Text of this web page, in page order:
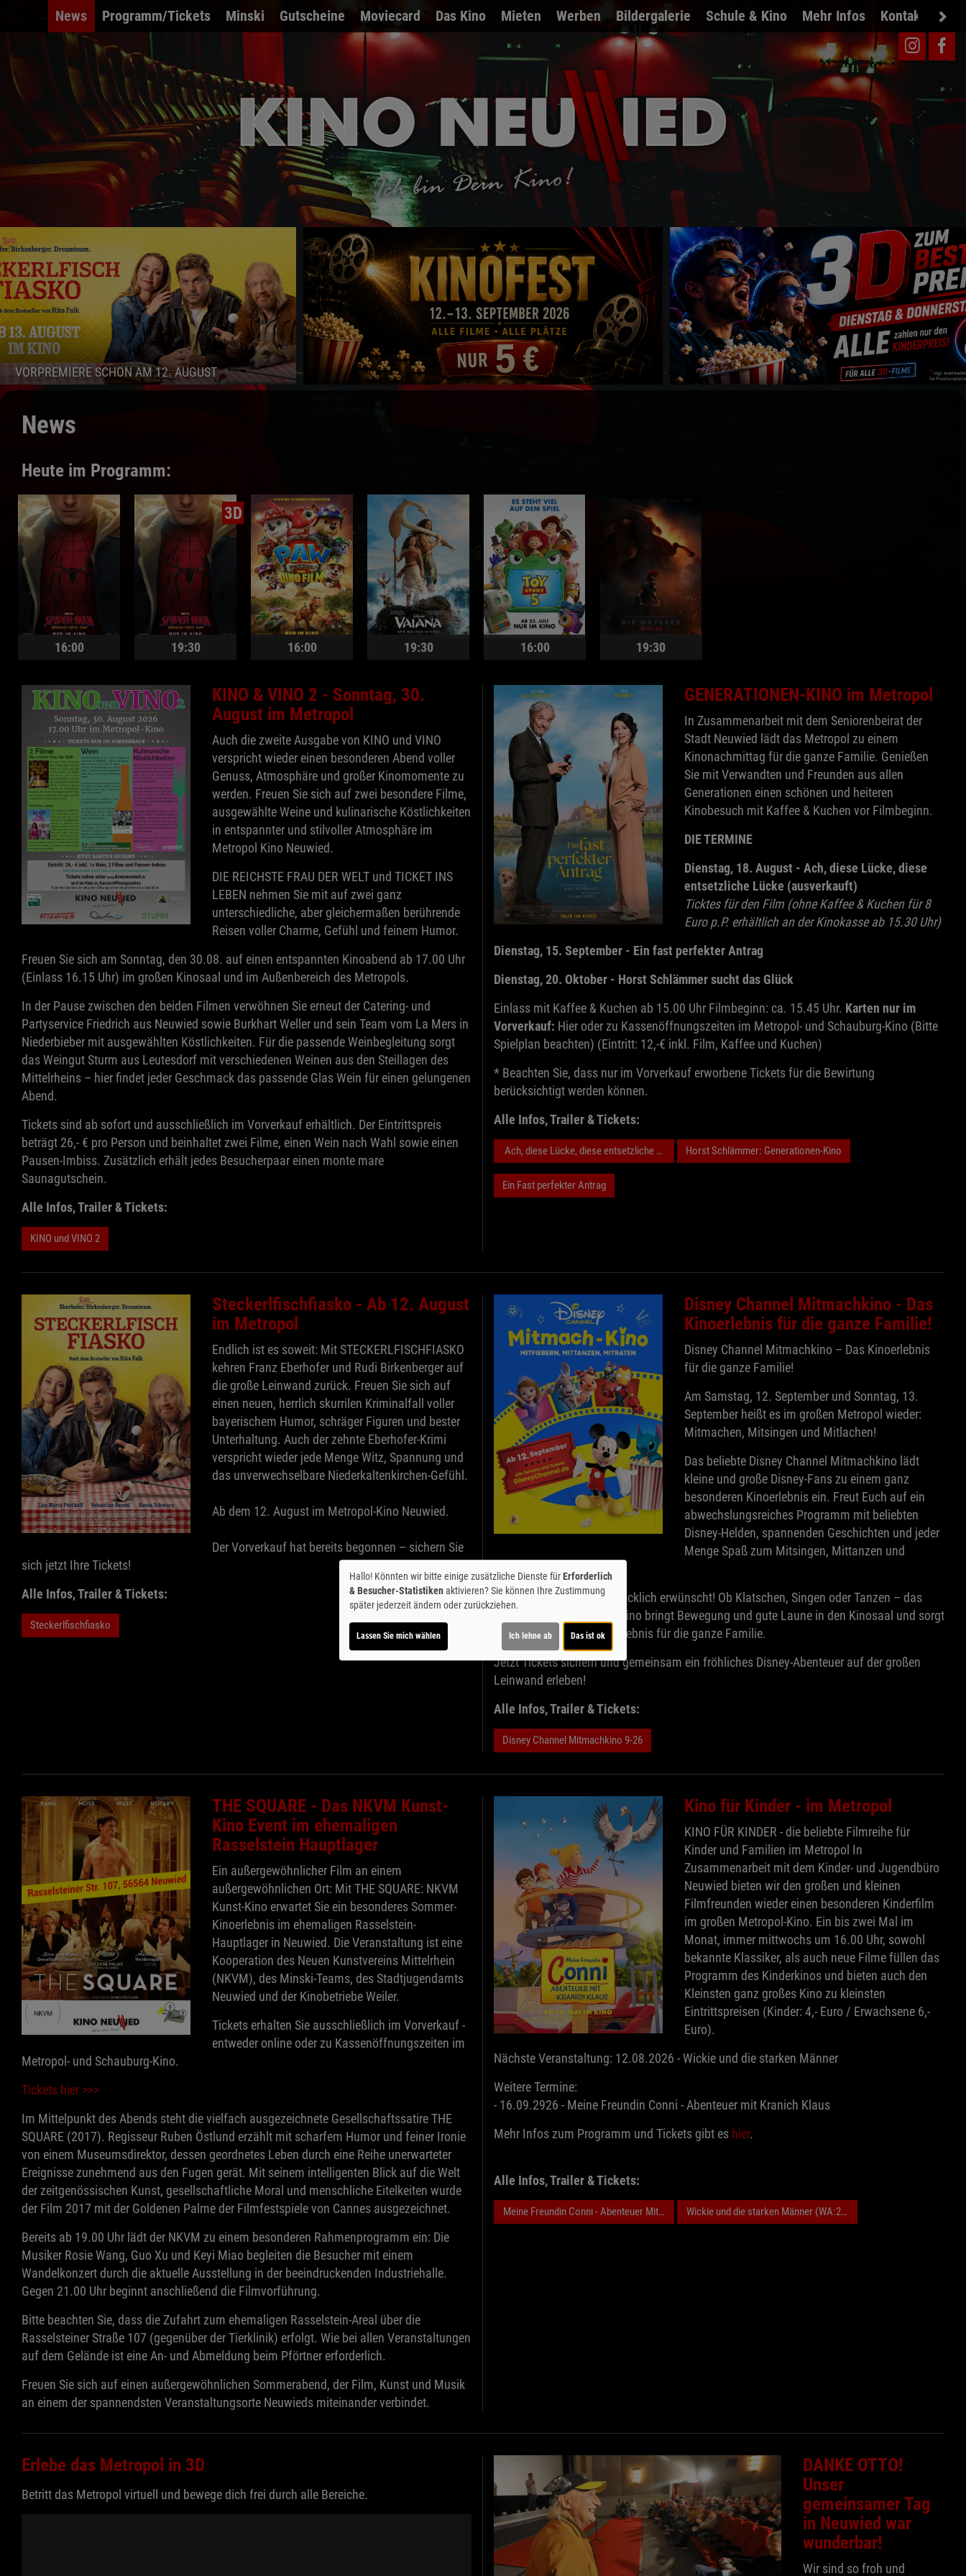
News Programm/Tickets Minski Gutscheine Moviecard Das Kino Mieten Werben Bildergalerie Schule & Kino Mehr Infos Kontakt
Kino Vino 2
News
Heute im Programm:
16:00
3D
19:30 16:00 19:30 16:00 19:30
KINO & VINO 2 - Sonntag, 30.
August im Metropol
Auch die zweite Ausgabe von KINO und VINO
verspricht wieder einen besonderen Abend voller
Genuss, Atmosphäre und großer Kinomomente zu
werden. Freuen Sie sich auf zwei besondere Filme,
ausgewählte Weine und kulinarische Köstlichkeiten
in entspannter und stilvoller Atmosphäre im
Metropol Kino Neuwied.
DIE REICHSTE FRAU DER WELT und TICKET INS
LEBEN nehmen Sie mit auf zwei ganz
unterschiedliche, aber gleichermaßen berührende
Reisen voller Charme, Gefühl und feinem Humor.
Freuen Sie sich am Sonntag, den 30.08. auf einen entspannten Kinoabend ab 17.00 Uhr
(Einlass 16.15 Uhr) im großen Kinosaal und im Außenbereich des Metropols.
In der Pause zwischen den beiden Filmen verwöhnen Sie erneut der Catering- und
Partyservice Friedrich aus Neuwied sowie Burkhart Weller und sein Team vom La Mers in
Niederbieber mit ausgewählten Köstlichkeiten. Für die passende Weinbegleitung sorgt
das Weingut Sturm aus Leutesdorf mit verschiedenen Weinen aus den Steillagen des
Mittelrheins – hier findet jeder Geschmack das passende Glas Wein für einen gelungenen
Abend.
Tickets sind ab sofort und ausschließlich im Vorverkauf erhältlich. Der Eintrittspreis
beträgt 26,- € pro Person und beinhaltet zwei Filme, einen Wein nach Wahl sowie einen
Pausen-Imbiss. Zusätzlich erhält jedes Besucherpaar einen monte mare
Saunagutschein.
Alle Infos, Trailer & Tickets:
KINO und VINO 2
GENERATIONEN-KINO im Metropol
In Zusammenarbeit mit dem Seniorenbeirat der
Stadt Neuwied lädt das Metropol zu einem
Kinonachmittag für die ganze Familie. Genießen
Sie mit Verwandten und Freunden aus allen
Generationen einen schönen und heiteren
Kinobesuch mit Kaffee & Kuchen vor Filmbeginn.
DIE TERMINE
Dienstag, 18. August - Ach, diese Lücke, diese
entsetzliche Lücke (ausverkauft)
Ticktes für den Film (ohne Kaffee & Kuchen für 8
Euro p.P. erhältlich an der Kinokasse ab 15.30 Uhr)
Dienstag, 15. September - Ein fast perfekter Antrag
Dienstag, 20. Oktober - Horst Schlämmer sucht das Glück
Einlass mit Kaffee & Kuchen ab 15.00 Uhr Filmbeginn: ca. 15.45 Uhr. Karten nur im
Vorverkauf: Hier oder zu Kassenöffnungszeiten im Metropol- und Schauburg-Kino (Bitte
Spielplan beachten) (Eintritt: 12,-€ inkl. Film, Kaffee und Kuchen)
* Beachten Sie, dass nur im Vorverkauf erworbene Tickets für die Bewirtung
berücksichtigt werden können.
Alle Infos, Trailer & Tickets:
Ach, diese Lücke, diese entsetzliche Lücke Horst Schlämmer: Generationen-Kino
Ein Fast perfekter Antrag
Steckerlfischfiasko - Ab 12. August
im Metropol
Endlich ist es soweit: Mit STECKERLFISCHFIASKO
kehren Franz Eberhofer und Rudi Birkenberger auf
die große Leinwand zurück. Freuen Sie sich auf
einen neuen, herrlich skurrilen Kriminalfall voller
bayerischem Humor, schräger Figuren und bester
Unterhaltung. Auch der zehnte Eberhofer-Krimi
verspricht wieder jede Menge Witz, Spannung und
das unverwechselbare Niederkaltenkirchen-Gefühl.
Ab dem 12. August im Metropol-Kino Neuwied.
Der Vorverkauf hat bereits begonnen – sichern Sie
sich jetzt Ihre Tickets!
Alle Infos, Trailer & Tickets:
Steckerlfischfiasko
Disney Channel Mitmachkino - Das
Kinoerlebnis für die ganze Familie!
Disney Channel Mitmachkino – Das Kinoerlebnis
für die ganze Familie!
Am Samstag, 12. September und Sonntag, 13.
September heißt es im großen Metropol wieder:
Mitmachen, Mitsingen und Mitlachen!
Das beliebte Disney Channel Mitmachkino lädt
kleine und große Disney-Fans zu einem ganz
besonderen Kinoerlebnis ein. Freut Euch auf ein
abwechslungsreiches Programm mit beliebten
Disney-Helden, spannenden Geschichten und jeder
Menge Spaß zum Mitsingen, Mittanzen und
Mitfiebern.
Hier ist Mitmachen ausdrücklich erwünscht! Ob Klatschen, Singen oder Tanzen – das
Disney Channel Mitmachkino bringt Bewegung und gute Laune in den Kinosaal und sorgt
für ein unvergessliches Erlebnis für die ganze Familie.
Jetzt Tickets sichern und gemeinsam ein fröhliches Disney-Abenteuer auf der großen
Leinwand erleben!
Alle Infos, Trailer & Tickets:
Disney Channel Mitmachkino 9-26
THE SQUARE - Das NKVM Kunst-
Kino Event im ehemaligen
Rasselstein Hauptlager
Ein außergewöhnlicher Film an einem
außergewöhnlichen Ort: Mit THE SQUARE: NKVM
Kunst-Kino erwartet Sie ein besonderes Sommer-
Kinoerlebnis im ehemaligen Rasselstein-
Hauptlager in Neuwied. Die Veranstaltung ist eine
Kooperation des Neuen Kunstvereins Mittelrhein
(NKVM), des Minski-Teams, des Stadtjugendamts
Neuwied und der Kinobetriebe Weiler.
Tickets erhalten Sie ausschließlich im Vorverkauf -
entweder online oder zu Kassenöffnungszeiten im
Metropol- und Schauburg-Kino.
Tickets hier >>>
Im Mittelpunkt des Abends steht die vielfach ausgezeichnete Gesellschaftssatire THE
SQUARE (2017). Regisseur Ruben Östlund erzählt mit scharfem Humor und feiner Ironie
von einem Museumsdirektor, dessen geordnetes Leben durch eine Reihe unerwarteter
Ereignisse zunehmend aus den Fugen gerät. Mit seinem intelligenten Blick auf die Welt
der zeitgenössischen Kunst, gesellschaftliche Moral und menschliche Eitelkeiten wurde
der Film 2017 mit der Goldenen Palme der Filmfestspiele von Cannes ausgezeichnet.
Bereits ab 19.00 Uhr lädt der NKVM zu einem besonderen Rahmenprogramm ein: Die
Musiker Rosie Wang, Guo Xu und Keyi Miao begleiten die Besucher mit einem
Wandelkonzert durch die aktuelle Ausstellung in der beeindruckenden Industriehalle.
Gegen 21.00 Uhr beginnt anschließend die Filmvorführung.
Bitte beachten Sie, dass die Zufahrt zum ehemaligen Rasselstein-Areal über die
Rasselsteiner Straße 107 (gegenüber der Tierklinik) erfolgt. Wie bei allen Veranstaltungen
auf dem Gelände ist eine An- und Abmeldung beim Pförtner erforderlich.
Freuen Sie sich auf einen außergewöhnlichen Sommerabend, der Film, Kunst und Musik
an einem der spannendsten Veranstaltungsorte Neuwieds miteinander verbindet.
Kino für Kinder - im Metropol
KINO FÜR KINDER - die beliebte Filmreihe für
Kinder und Familien im Metropol In
Zusammenarbeit mit dem Kinder- und Jugendbüro
Neuwied bieten wir den großen und kleinen
Filmfreunden wieder einen besonderen Kinderfilm
im großen Metropol-Kino. Ein bis zwei Mal im
Monat, immer mittwochs um 16.00 Uhr, sowohl
bekannte Klassiker, als auch neue Filme füllen das
Programm des Kinderkinos und bieten auch den
Kleinsten ganz großes Kino zu kleinsten
Eintrittspreisen (Kinder: 4,- Euro / Erwachsene 6,-
Euro).
Nächste Veranstaltung: 12.08.2026 - Wickie und die starken Männer
Weitere Termine:
- 16.09.2926 - Meine Freundin Conni - Abenteuer mit Kranich Klaus
Mehr Infos zum Programm und Tickets gibt es hier.
Alle Infos, Trailer & Tickets:
Meine Freundin Conni - Abenteuer Mit Kranich KlausWickie und die starken Männer (WA:2020)
Erlebe das Metropol in 3D
Betritt das Metropol virtuell und bewege dich frei durch alle Bereiche.
DANKE OTTO!
Unser
gemeinsamer Tag
in Neuwied war
wunderbar!
Wir sind so froh und
Hallo! Könnten wir bitte einige zusätzliche Dienste fürErforderlich
& Besucher-Statistikenaktivieren? Sie können Ihre Zustimmung
später jederzeit ändern oder zurückziehen.
Lassen Sie mich wählen Ich lehne ab Das ist ok